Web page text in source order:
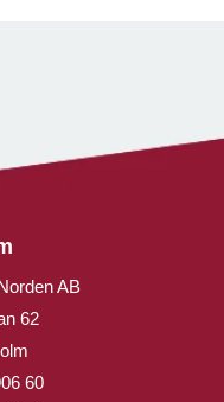
AB
62
60